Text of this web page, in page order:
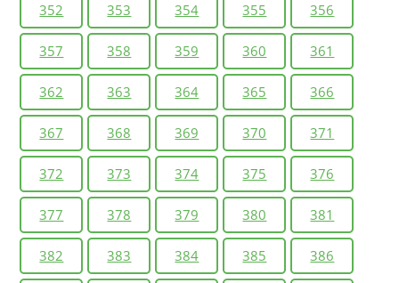
352 353 354 355 356
357 358 359 360 361
362 363 364 365 366
367 368 369 370 371
372 373 374 375 376
377 378 379 380 381
382 383 384 385 386